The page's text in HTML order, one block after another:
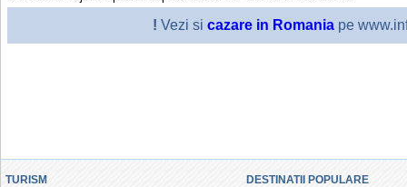
! Vezi si cazare in Romania pe
TURISM
DESTINATII POPULARE